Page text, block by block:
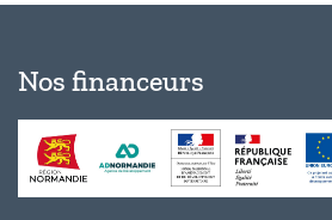
Nos financeurs